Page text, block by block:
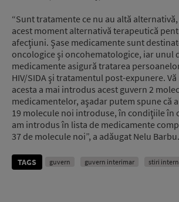
“Sunt tratamente ce nu au altă
acest moment alternativă terapeutică
afecţiuni. Şase medicamente sunt
oncologice şi oncohematologice, iar unul
medicamente asigură tratarea
HIV/SIDA şi tratamentul post-expunere.
acesta a mai introdus acest guvern 2
medicamentelor, aşadar putem spune că
19 molecule noi introduse, în condiţiile în
am introdus în lista de medicamente
37 de molecule noi”, a adăugat Nelu Barbu.
TAGS guvern guvern interimar stiri